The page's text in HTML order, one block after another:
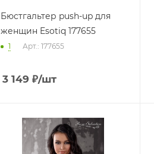
Бюстгальтер push-up для
женщин Esotiq 177655
1 Арт.: 177655
3 149 ₽/шт